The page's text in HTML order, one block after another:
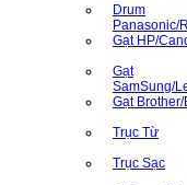
Drum
Panasonic/
Gạt HP/
Gạt
SamSung/
Gạt Brother/
Trục Từ
Trục Sạc